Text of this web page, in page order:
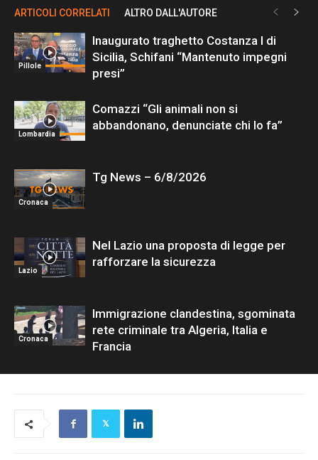
ARTICOLI CORRELATI ALTRO DALL'AUTORE
Pillole
Inaugurato traghetto Costanza I di
Sicilia, Schifani “Mantenuto impegni
presi”
Lombardia
Comazzi “Gli animali non si
abbandonano, denunciate chi lo fa”
Cronaca
Tg News – 6/8/2026
Lazio
Nel Lazio una proposta di legge per
rafforzare la sicurezza
Cronaca
Immigrazione clandestina, sgominata
rete criminale tra Algeria, Italia e
Francia